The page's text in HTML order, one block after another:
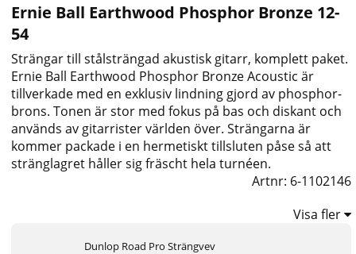
Ernie Ball Earthwood Phosphor Bronze 12-
54
Strängar till stålsträngad akustisk gitarr, komplett paket.
Ernie Ball Earthwood Phosphor Bronze Acoustic är
tillverkade med en exklusiv lindning gjord av phosphor-
brons. Tonen är stor med fokus på bas och diskant och
används av gitarrister världen över. Strängarna är
kommer packade i en hermetiskt tillsluten påse så att
stränglagret håller sig fräscht hela turnéen.
Artnr: 6-1102146
Visa fler
Dunlop Road Pro Strängvev